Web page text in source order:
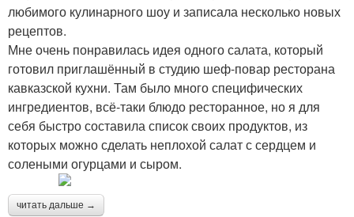
любимого кулинарного шоу и записала несколько новых
рецептов.
Мне очень понравилась идея одного салата, который
готовил приглашённый в студию шеф-повар ресторана
кавказской кухни. Там было много специфических
ингредиентов, всё-таки блюдо ресторанное, но я для
себя быстро составила список своих продуктов, из
которых можно сделать неплохой салат с сердцем и
солеными огурцами и сыром.
читать дальше →